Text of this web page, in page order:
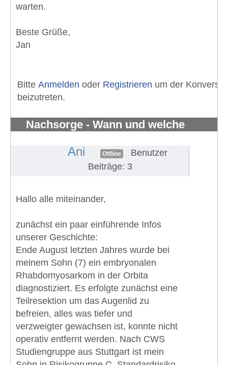
warten.
Beste Grüße,
Jan
Bitte Anmelden oder Registrieren um der
beizutreten.
Nachsorge - Wann und welche
Ani Offline
Benutzer
Beiträge: 3
Hallo alle miteinander,
zunächst ein paar einführende Infos
unserer Geschichte:
Ende August letzten Jahres wurde bei
meinem Sohn (7) ein embryonalen
Rhabdomyosarkom in der Orbita
diagnostiziert. Es erfolgte zunächst eine
Teilresektion um das Augenlid zu
befreien, alles was tiefer und
verzweigter gewachsen ist, konnte nicht
operativ entfernt werden. Nach CWS
Studiengruppe aus Stuttgart ist mein